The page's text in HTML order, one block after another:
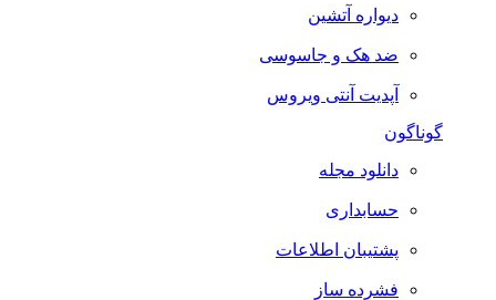
دیواره آتشین
ضد هک و جاسوسی
آپدیت آنتی ویروس
گوناگون
دانلود مجله
حسابداری
پشتیبان اطلاعات
فشرده ساز